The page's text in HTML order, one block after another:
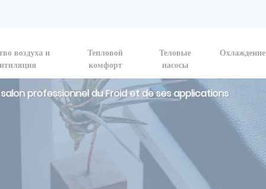
воздуха и
Тепловой
комфорт
Теловые
насосы
Охлаждение
salon professionnel du Froid et de ses applications